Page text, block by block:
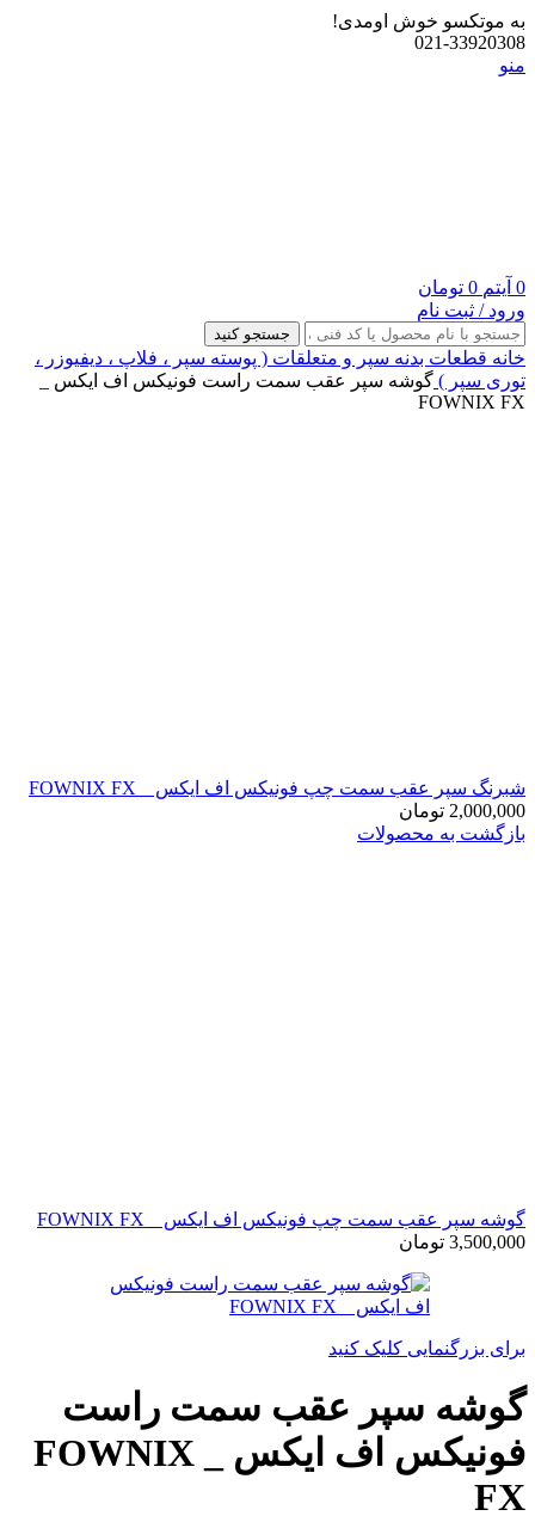
به موتکسو خوش اومدی!
021-33920308
منو
0 آیتم 0 تومان
ورود / ثبت نام
جستجو کنید
خانه قطعات بدنه سپر و متعلقات ( پوسته سپر ، فلاپ ، دیفیوزر ،
توری سپر ) گوشه سپر عقب سمت راست فونیکس اف ایکس _
FOWNIX FX
شبرنگ سپر عقب سمت چپ فونیکس اف ایکس _ FOWNIX FX
2,000,000 تومان
بازگشت به محصولات
گوشه سپر عقب سمت چپ فونیکس اف ایکس _ FOWNIX FX
3,500,000 تومان
برای بزرگنمایی کلیک کنید
گوشه سپر عقب سمت راست
فونیکس اف ایکس _ FOWNIX
FX